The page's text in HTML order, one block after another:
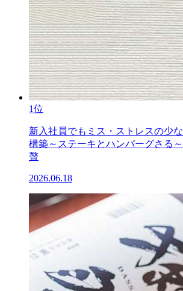
1位
新入社員でもミス・ストレスの少
構築～ステーキとハンバーグさる
贅
2026.06.18